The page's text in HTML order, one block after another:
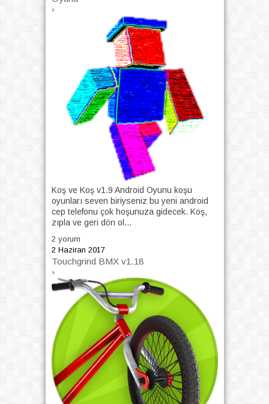
›
Koş ve Koş v1.9 Android Oyunu koşu
oyunları seven biriyseniz bu yeni android
cep telefonu çok hoşunuza gidecek. Koş,
zıpla ve geri dön ol...
2 yorum
2 Haziran 2017
Touchgrind BMX v1.18
›